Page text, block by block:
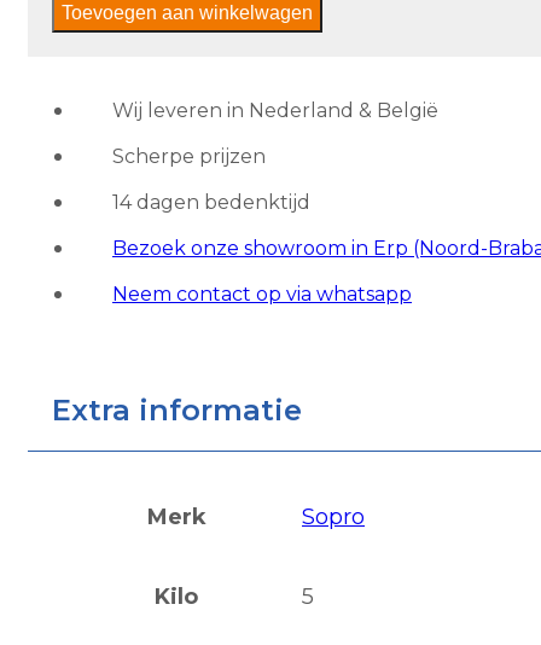
10
pergamon
Toevoegen aan winkelwagen
Wij leveren in Nederland & België
Scherpe prijzen
14 dagen bedenktijd
Bezoek onze showroom in Erp (Noord-
Neem contact op via whatsapp
Extra informatie
Merk Sopro
Kilo 5